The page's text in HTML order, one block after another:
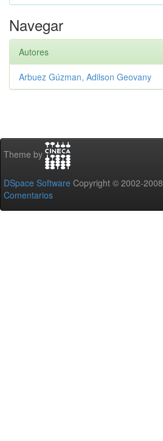
Navegar
Autores
Arbuez Gúzman, Adilson Geovany
Theme by
DSpace Software Copyright © 2002-2008
Comentarios